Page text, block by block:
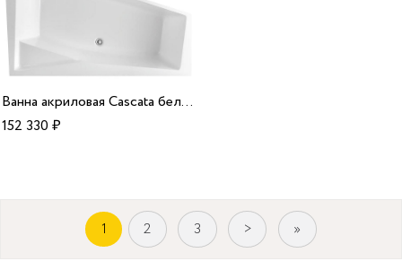
Ванна акриловая Cascata белая 180*100*58 R Alparini
152 330₽
1 2 3 > »